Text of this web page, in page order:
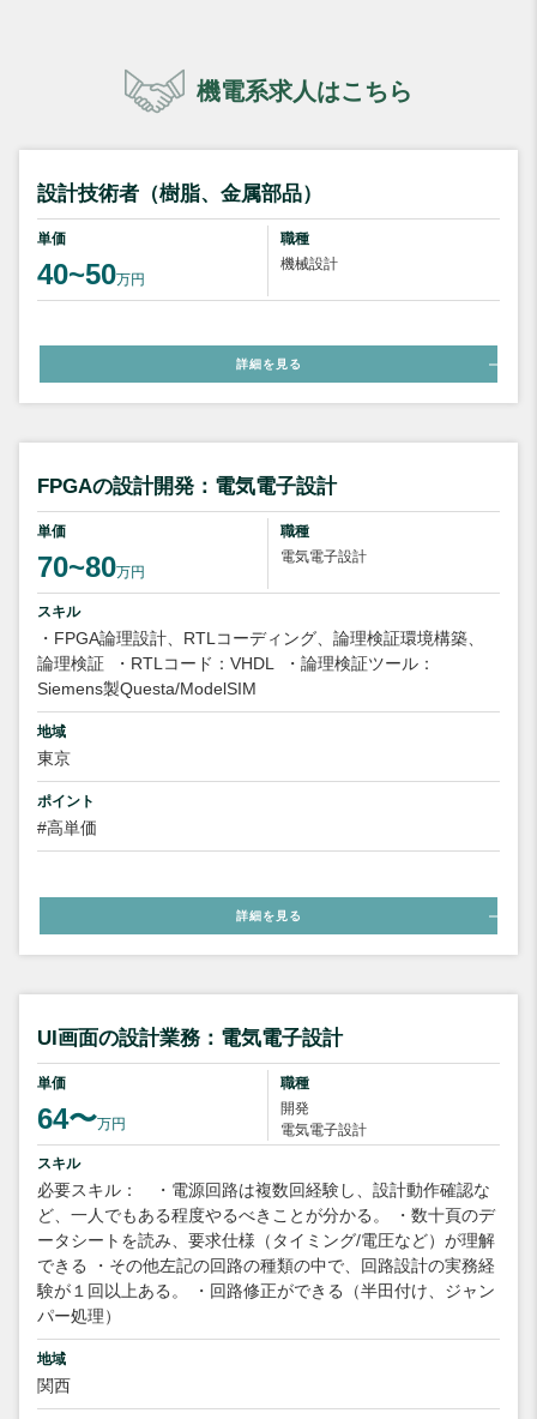
機電系求人はこちら
設計技術者（樹脂、金属部品）
単価
40~50万円
職種
機械設計
詳細を見る
FPGAの設計開発：電気電子設計
単価
70~80万円
職種
電気電子設計
スキル
・FPGA論理設計、RTLコーディング、論理検証環境構築、
論理検証
・RTLコード：VHDL
・論理検証ツール：
Siemens製Questa/ModelSIM
地域
東京
ポイント
#高単価
詳細を見る
UI画面の設計業務：電気電子設計
単価
64〜万円
職種
開発
電気電子設計
スキル
必要スキル： ・電源回路は複数回経験し、設計動作確認な
ど、一人でもある程度やるべきことが分かる。 ・数十頁のデ
ータシートを読み、要求仕様（タイミング/電圧など）が理解
できる ・その他左記の回路の種類の中で、回路設計の実務経
験が１回以上ある。 ・回路修正ができる（半田付け、ジャン
パー処理）
地域
関西